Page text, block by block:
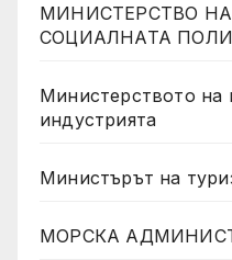
МИНИСТЕРСТВО
СОЦИАЛНАТА
Министерството на
индустрията
Министърът на
МОРСКА